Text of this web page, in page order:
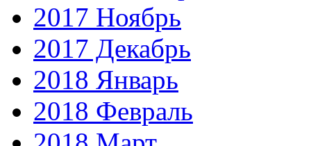
2017 Ноябрь
2017 Декабрь
2018 Январь
2018 Февраль